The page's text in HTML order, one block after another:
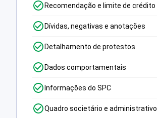
Recomendação e limite de crédito
Dívidas, negativas e anotações
Detalhamento de protestos
Dados comportamentais
Informações do SPC
Quadro societário e administrativo